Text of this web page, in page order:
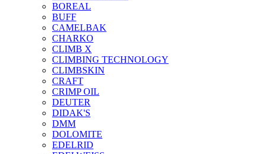
BOREAL
BUFF
CAMELBAK
CHARKO
CLIMB X
CLIMBING TECHNOLOGY
CLIMBSKIN
CRAFT
CRIMP OIL
DEUTER
DIDAK'S
DMM
DOLOMITE
EDELRID